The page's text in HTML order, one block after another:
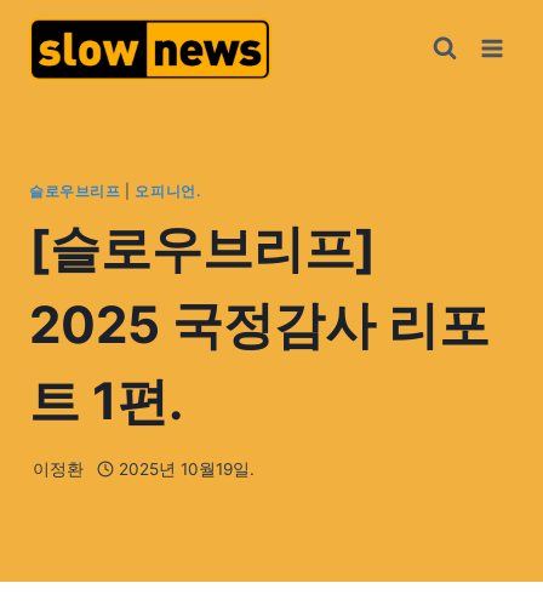
슬로우브리프 오피니언.
[슬로우브리프]
2025 국정감사 리포
트 1편.
이정환 2025년 10월19일.